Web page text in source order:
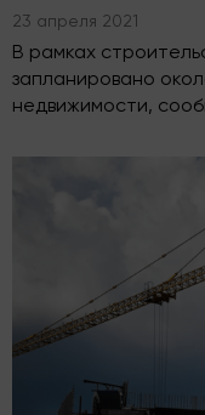
23 апреля 2021
В рамках
запланировано
недвижимости,